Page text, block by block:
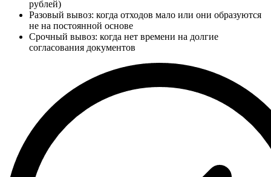
рублей)
Разовый вывоз: когда отходов мало или они образуются
не на постоянной основе
Срочный вывоз: когда нет времени на долгие
согласования документов